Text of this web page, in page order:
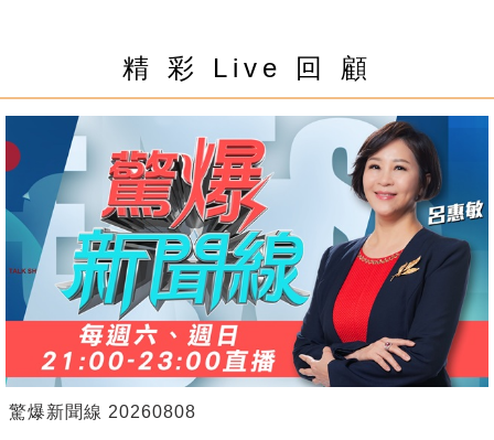
精 彩 Live 回 顧
驚爆新聞線 20260808